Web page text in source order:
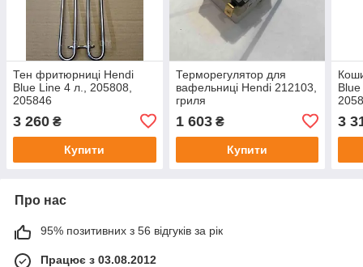
Тен фритюрниці Hendi
Blue Line 4 л., 205808,
205846
3 260 ₴
Купити
Терморегулятор для
вафельниці Hendi 212103,
гриля
1 603₴
Купити
3
Про нас
95% позитивних з 56 відгуків за рік
Працює з 03.08.2012